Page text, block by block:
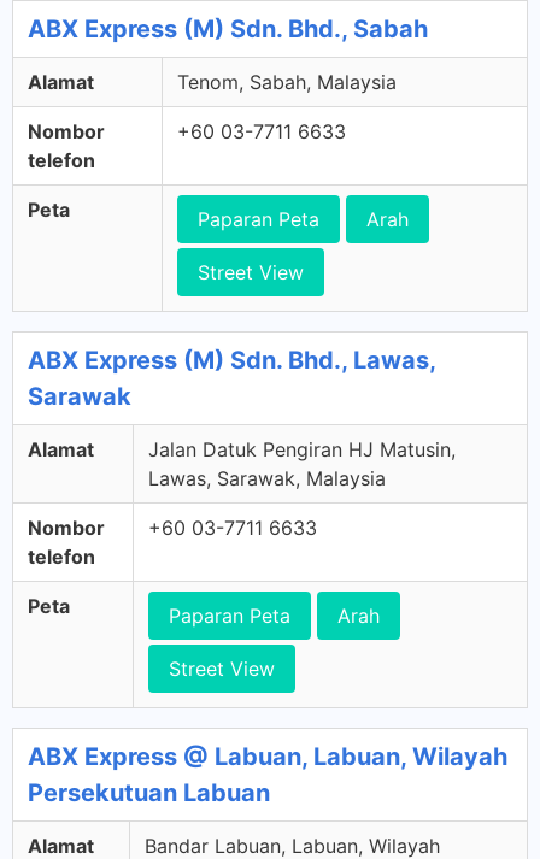
ABX Express (M) Sdn. Bhd., Sabah
Alamat Tenom, Sabah, Malaysia
Nombor
telefon
+60 03-7711 6633
Peta Paparan Peta Arah
Street View
ABX Express (M) Sdn. Bhd., Lawas,
Sarawak
Alamat
Jalan Datuk Pengiran HJ Matusin,
Lawas, Sarawak, Malaysia
Nombor
telefon
+60 03-7711 6633
Peta Paparan Peta Arah
Street View
ABX Express @ Labuan, Labuan, Wilayah
Persekutuan Labuan
Alamat
Bandar Labuan, Labuan, Wilayah